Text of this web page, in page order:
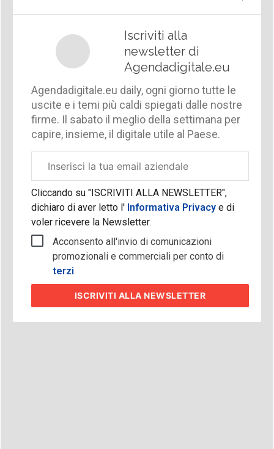
Iscriviti alla
newsletter di
Agendadigitale.eu
Agendadigitale.eu daily, ogni giorno tutte le
uscite e i temi più caldi spiegati dalle nostre
firme. Il sabato il meglio della settimana per
capire, insieme, il digitale utile al Paese.
aziendale
Cliccando su "ISCRIVITI ALLA NEWSLETTER",
dichiaro di aver letto l'Informativa Privacy e di
voler ricevere la Newsletter.
Acconsento all'invio di comunicazioni
promozionali e commerciali per conto di
terzi.
ISCRIVITI ALLA NEWSLETTER